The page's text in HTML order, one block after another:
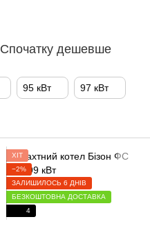
Спочатку дешевше
95 кВт 97 кВт
ХІТ
−2%
ЗАЛИШИЛОСЬ 6 ДНІВ
БЕЗКОШТОВНА ДОСТАВКА
4